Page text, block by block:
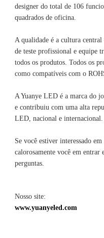
designer do total de 106
A qualidade é a cultura central
de teste profissional e equipe
todos os produtos. Todos os
A Yuanye LED é a marca do
e contribuiu com uma alta
Se você estiver interessado
calorosamente você em entrar
Nosso site: